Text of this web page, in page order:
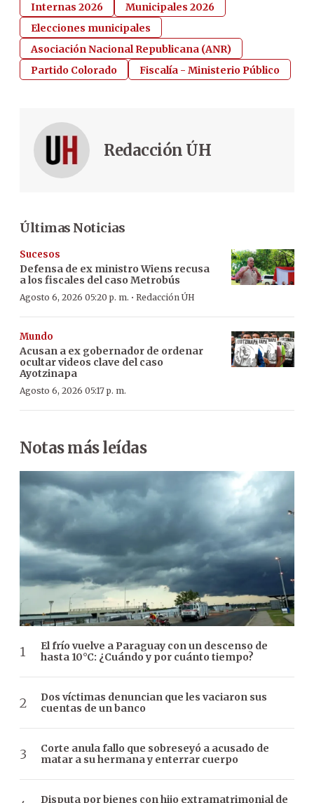
Internas 2026
Municipales 2026
Elecciones municipales
Asociación Nacional Republicana (ANR)
Partido Colorado
Fiscalía - Ministerio Público
Redacción ÚH
Últimas Noticias
Sucesos
Defensa de ex ministro Wiens recusa
a los fiscales del caso Metrobús
Agosto 6, 2026 05:20 p. m. · Redacción ÚH
Mundo
Acusan a ex gobernador de ordenar
ocultar videos clave del caso
Ayotzinapa
Agosto 6, 2026 05:17 p. m.
Notas más leídas
El frío vuelve a Paraguay con un descenso de
hasta 10°C: ¿Cuándo y por cuánto tiempo?
Dos víctimas denuncian que les vaciaron sus
cuentas de un banco
Corte anula fallo que sobreseyó a acusado de
matar a su hermana y enterrar cuerpo
Disputa por bienes con hijo extramatrimonial de